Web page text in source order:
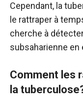
Cependant, la
le rattraper à
cherche à
subsaharienne en
Comment les
la